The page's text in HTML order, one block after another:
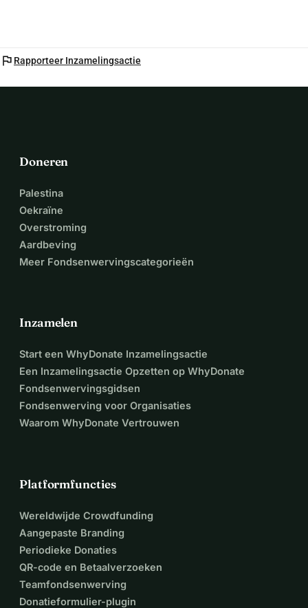
flag Rapporteer Inzamelingsactie
Doneren
Palestina
Oekraïne
Overstroming
Aardbeving
Meer Fondsenwervingscategorieën
Inzamelen
Start een WhyDonate Inzamelingsactie
Een Inzamelingsactie Opzetten op WhyDonate
Fondsenwervingsgidsen
Fondsenwerving voor Organisaties
Waarom WhyDonate Vertrouwen
Platformfuncties
Wereldwijde Crowdfunding
Aangepaste Branding
Periodieke Donaties
QR-code en Betaalverzoeken
Teamfondsenwerving
Donatieformulier-plugin